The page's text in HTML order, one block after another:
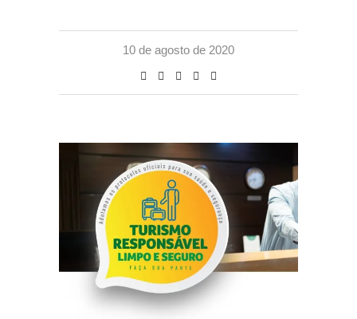
10 de agosto de 2020